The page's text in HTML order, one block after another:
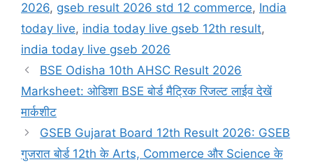
2026, gseb result 2026 std 12 commerce, India
today live, india today live gseb 12th result,
india today live gseb 2026
BSE Odisha 10th AHSC Result 2026
Marksheet: ओडिशा BSE बोर्ड मैट्रिक रिजल्ट लाईव देखें
मार्कशीट
GSEB Gujarat Board 12th Result 2026: GSEB
गुजरात बोर्ड 12th के Arts, Commerce और Science के